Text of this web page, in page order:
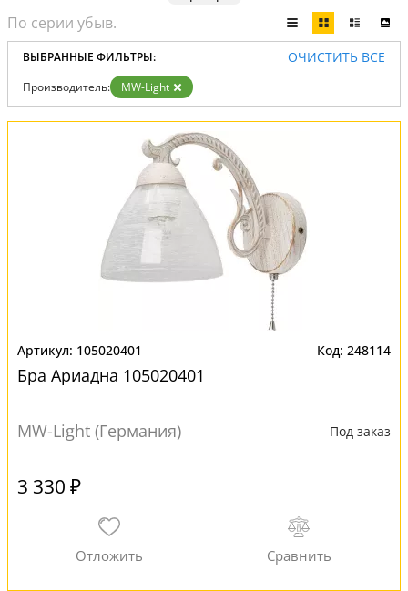
ВЫБРАННЫЕ ФИЛЬТРЫ: ОЧИСТИТЬ ВСЕ
Производитель: MW-Light
105020401 248114
Бра Ариадна 105020401
MW-Light (Германия) Под заказ
3 330 ₽